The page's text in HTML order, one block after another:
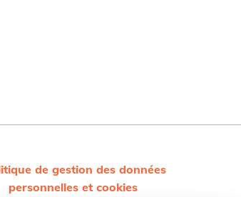
de gestion des données
personnelles et cookies